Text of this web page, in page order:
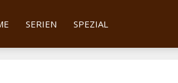
SERIEN SPEZIAL